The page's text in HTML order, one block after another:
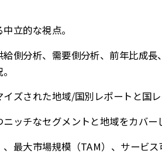
立的な視点。
側分析、需要側分析、前年比成
ズされた地域/国別レポートと国レ
ッチなセグメントと地域をカバー
最大市場規模（TAM）、サービ